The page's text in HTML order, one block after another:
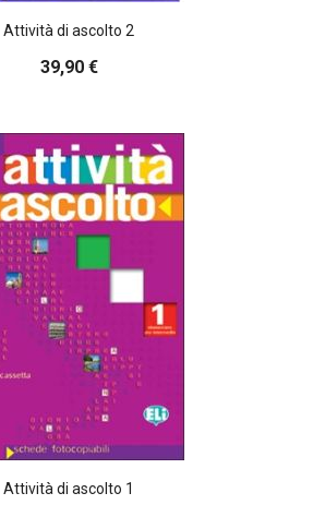
Attività di ascolto 2
39,90 €
Attività di ascolto 1